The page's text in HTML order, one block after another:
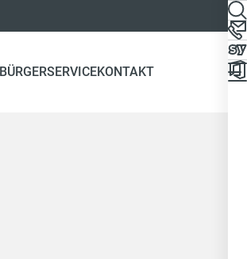
BÜRGERSERVICEKONTAKT